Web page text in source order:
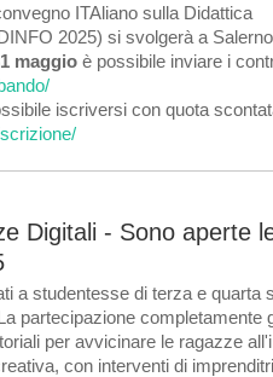
ITAliano sulla Didattica
2025) si svolgerà a
maggio è possibile inviare i
iscriversi con quota
Digitali - Sono aperte
a studentesse di terza e quarta
partecipazione completamente
per avvicinare le ragazze
con interventi di